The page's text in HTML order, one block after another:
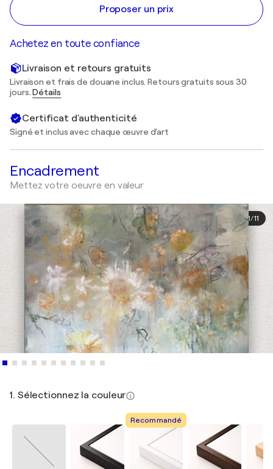
Proposer un prix
Achetez en toute confiance
Livraison et retours gratuits
Livraison et frais de douane inclus. Retours gratuits sous 30
jours.Détails
Certificat d'authenticité
Signé et inclus avec chaque œuvre d'art
Encadrement
Mettez votre oeuvre en valeur
1/11
1. Sélectionnez la couleur
Recommandé